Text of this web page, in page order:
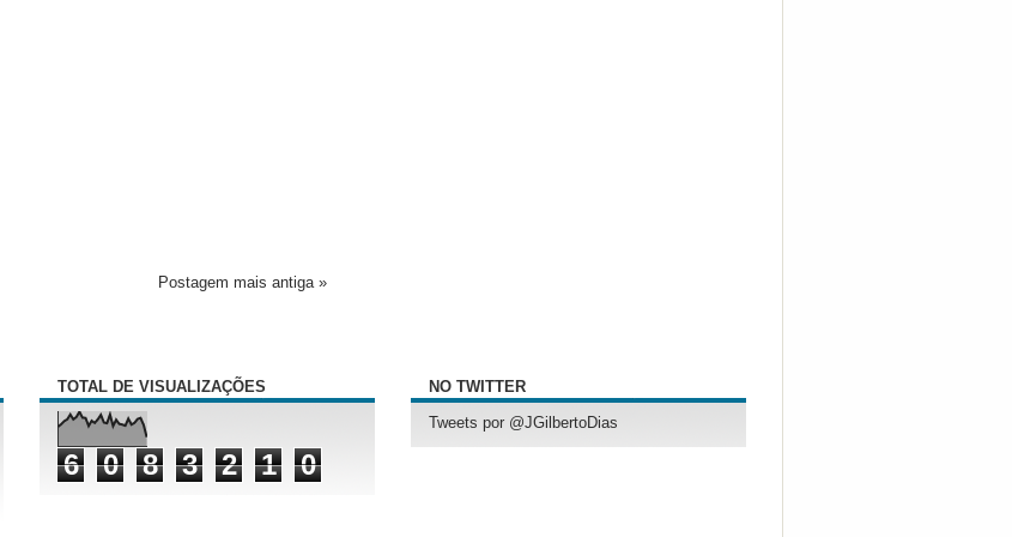
Postagem mais antiga »
TOTAL DE VISUALIZAÇÕES
6 0 8 3 2 1 0
NO TWITTER
Tweets por @JGilbertoDias